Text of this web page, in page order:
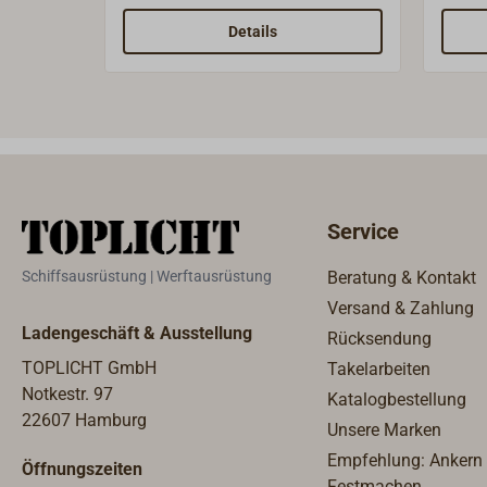
(wie Standard Winchkurbel).
Details
Schiffsausrüstung | Werftausrüstung
Ladengeschäft & Ausstellung
TOPLICHT GmbH
Notkestr. 97
22607 Hamburg
Öffnungszeiten
Service
Beratung & Kontakt
Versand & Zahlung
Rücksendung
Takelarbeiten
Katalogbestellung
Unsere Marken
Empfehlung: Ankern